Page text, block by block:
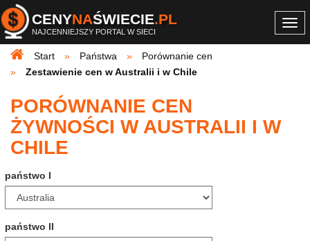
CENYNAŚWIECIE.PL
NAJCENNIEJSZY PORTAL W SIECI
Start
Państwa
Porównanie cen
Zestawienie cen w Australii i w Chile
PORÓWNANIE CEN
ŻYWNOŚCI W AUSTRALII I W
CHILE
państwo I
państwo II